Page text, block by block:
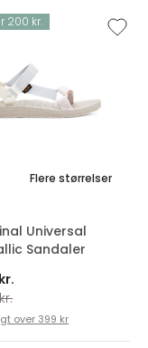
200 kr.
Flere størrelser
Universal
Sandaler
over 399 kr